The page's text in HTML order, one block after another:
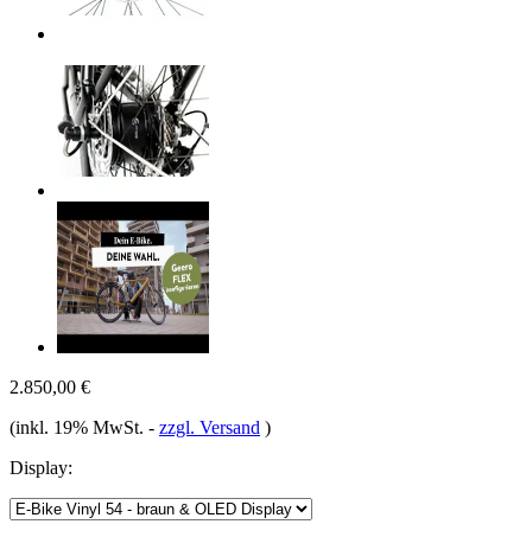
2.850,00 €
(inkl. 19% MwSt. - zzgl. Versand )
Display: